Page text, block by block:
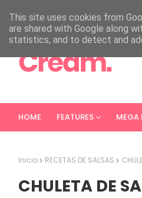
HOME FEATURES MEGA
Inicio RECETAS DE SALSAS
CHULETA DE
This site uses cookies from
are shared with Google along
statistics, and to detect and